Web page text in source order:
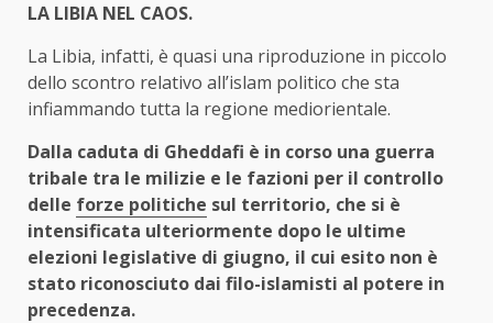
LA LIBIA NEL CAOS.
La Libia, infatti, è quasi una riproduzione in piccolo
dello scontro relativo all’islam politico che sta
infiammando tutta la regione mediorientale.
Dalla caduta di Gheddafi è in corso una guerra
tribale tra le milizie e le fazioni per il controllo
delle forze politiche sul territorio, che si è
intensificata ulteriormente dopo le ultime
elezioni legislative di giugno, il cui esito non è
stato riconosciuto dai filo-islamisti al potere in
precedenza.